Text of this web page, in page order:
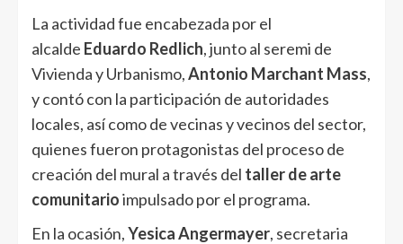
La actividad fue encabezada por el
alcalde Eduardo Redlich, junto al seremi de
Vivienda y Urbanismo,Antonio Marchant Mass,
y contó con la participación de autoridades
locales, así como de vecinas y vecinos del sector,
quienes fueron protagonistas del proceso de
creación del mural a través del taller de arte
comunitarioimpulsado por el programa.
En la ocasión,Yesica Angermayer, secretaria